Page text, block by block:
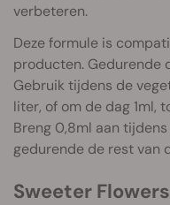
verbeteren.
Deze formule is
producten. Gedurende
Gebruik tijdens de
liter, of om de dag 1ml,
Breng 0,8ml aan
gedurende de rest van
Sweeter Flowers